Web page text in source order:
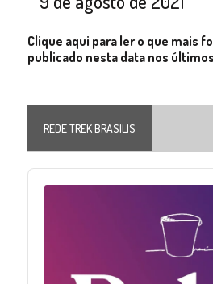
Clique aqui para ler o que mais
publicado nesta data nos
REDE TREK BRASILIS
Audio
Player